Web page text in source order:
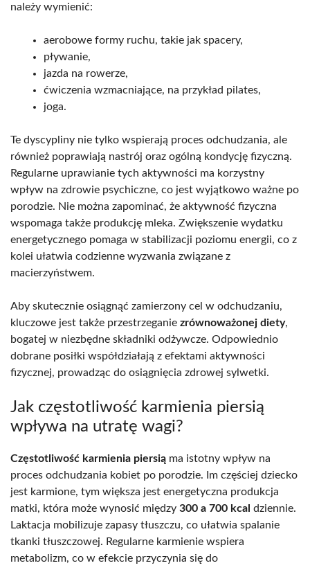
należy wymienić:
aerobowe formy ruchu, takie jak spacery,
pływanie,
jazda na rowerze,
ćwiczenia wzmacniające, na przykład pilates,
joga.
Te dyscypliny nie tylko wspierają proces odchudzania, ale
również poprawiają nastrój oraz ogólną kondycję fizyczną.
Regularne uprawianie tych aktywności ma korzystny
wpływ na zdrowie psychiczne, co jest wyjątkowo ważne po
porodzie. Nie można zapominać, że aktywność fizyczna
wspomaga także produkcję mleka. Zwiększenie wydatku
energetycznego pomaga w stabilizacji poziomu energii, co z
kolei ułatwia codzienne wyzwania związane z
macierzyństwem.
Aby skutecznie osiągnąć zamierzony cel w odchudzaniu,
kluczowe jest także przestrzeganie zrównoważonej diety,
bogatej w niezbędne składniki odżywcze. Odpowiednio
dobrane posiłki współdziałają z efektami aktywności
fizycznej, prowadząc do osiągnięcia zdrowej sylwetki.
Jak częstotliwość karmienia piersią
wpływa na utratę wagi?
Częstotliwość karmienia piersią ma istotny wpływ na
proces odchudzania kobiet po porodzie. Im częściej dziecko
jest karmione, tym większa jest energetyczna produkcja
matki, która może wynosić między 300 a 700 kcal dziennie.
Laktacja mobilizuje zapasy tłuszczu, co ułatwia spalanie
tkanki tłuszczowej. Regularne karmienie wspiera
metabolizm, co w efekcie przyczynia się do